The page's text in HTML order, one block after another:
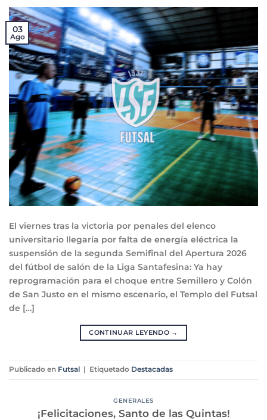
03
Ago
El viernes tras la victoria por penales del elenco
universitario llegaría por falta de energía eléctrica la
suspensión de la segunda Semifinal del Apertura 2026
del fútbol de salón de la Liga Santafesina: Ya hay
reprogramación para el choque entre Semillero y Colón
de San Justo en el mismo escenario, el Templo del Futsal
de […]
CONTINUAR LEYENDO →
Publicado en Futsal | Etiquetado Destacadas
GENERALES
¡Felicitaciones, Santo de las Quintas!